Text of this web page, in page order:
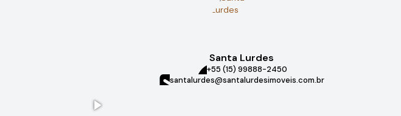
Santa Lurdes
+55 (15) 99888-2450
santalurdes@santalurdesimoveis.com.br